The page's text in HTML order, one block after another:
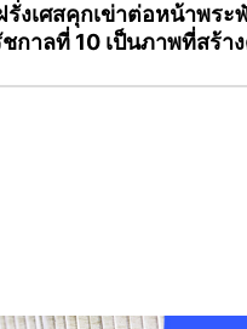
งเศสคุกเข่าต่อหน้าพระ
กาลที่ 10 เป็นภาพที่สร้าง